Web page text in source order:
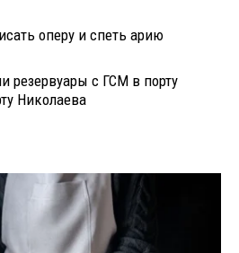
оперу и спеть арию
резервуары с ГСМ в порту
Николаева